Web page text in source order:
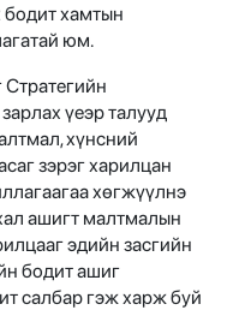
бодит хамтын
юм.
үеэр талууд
хүнсний
зэрэг харилцан
хөгжүүлнэ
ашигт малтмалын
эдийн засгийн
бодит ашиг
салбар гэж харж буй